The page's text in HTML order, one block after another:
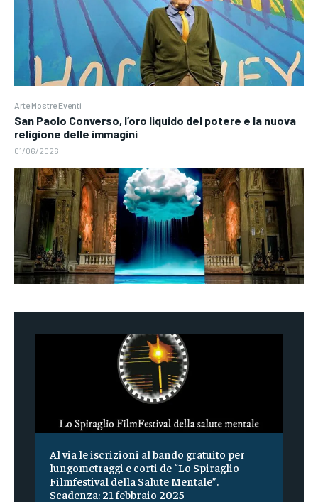
Arte Mostre Eventi
San Paolo Converso, l’oro liquido del potere e la nuova
religione delle immagini
01/06/2026
Al via le iscrizioni al bando gratuito per
lungometraggi e corti de “Lo Spiraglio
Filmfestival della Salute Mentale”.
Scadenza: 21 febbraio 2025